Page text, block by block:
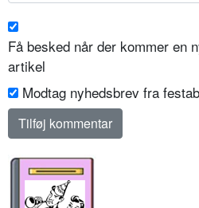
Få besked når der kommer en
artikel
Modtag nyhedsbrev fra